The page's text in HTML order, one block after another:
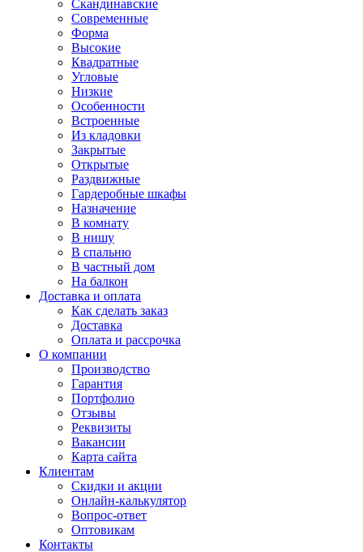
Скандинавские
Современные
Форма
Высокие
Квадратные
Угловые
Низкие
Особенности
Встроенные
Из кладовки
Закрытые
Открытые
Раздвижные
Гардеробные шкафы
Назначение
В комнату
В нишу
В спальню
В частный дом
На балкон
Доставка и оплата
Как сделать заказ
Доставка
Оплата и рассрочка
О компании
Производство
Гарантия
Портфолио
Отзывы
Реквизиты
Вакансии
Карта сайта
Клиентам
Скидки и акции
Онлайн-калькулятор
Вопрос-ответ
Оптовикам
Контакты